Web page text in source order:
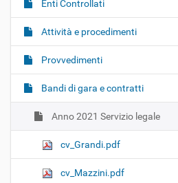
e
Enti Controllati
Attività e procedimenti
Provvedimenti
Bandi di gara e contratti
Anno 2021 Servizio legale
cv_Grandi.pdf
cv_Mazzini.pdf